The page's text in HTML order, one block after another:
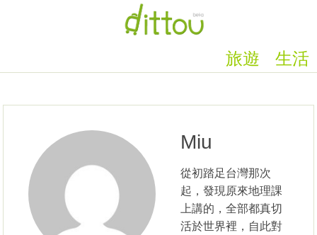
生活
旅遊
Miu
從初踏足台灣那次
起，發現原來地理課
上講的，全部都真切
活於世界裡，自此對